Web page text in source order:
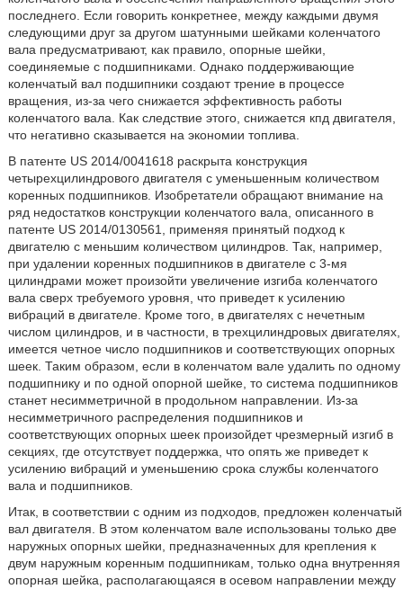
последнего. Если говорить конкретнее, между каждыми двумя
следующими друг за другом шатунными шейками коленчатого
вала предусматривают, как правило, опорные шейки,
соединяемые с подшипниками. Однако поддерживающие
коленчатый вал подшипники создают трение в процессе
вращения, из-за чего снижается эффективность работы
коленчатого вала. Как следствие этого, снижается кпд двигателя,
что негативно сказывается на экономии топлива.
В патенте US 2014/0041618 раскрыта конструкция
четырехцилиндрового двигателя с уменьшенным количеством
коренных подшипников. Изобретатели обращают внимание на
ряд недостатков конструкции коленчатого вала, описанного в
патенте US 2014/0130561, применяя принятый подход к
двигателю с меньшим количеством цилиндров. Так, например,
при удалении коренных подшипников в двигателе с 3-мя
цилиндрами может произойти увеличение изгиба коленчатого
вала сверх требуемого уровня, что приведет к усилению
вибраций в двигателе. Кроме того, в двигателях с нечетным
числом цилиндров, и в частности, в трехцилиндровых двигателях,
имеется четное число подшипников и соответствующих опорных
шеек. Таким образом, если в коленчатом вале удалить по одному
подшипнику и по одной опорной шейке, то система подшипников
станет несимметричной в продольном направлении. Из-за
несимметричного распределения подшипников и
соответствующих опорных шеек произойдет чрезмерный изгиб в
секциях, где отсутствует поддержка, что опять же приведет к
усилению вибраций и уменьшению срока службы коленчатого
вала и подшипников.
Итак, в соответствии с одним из подходов, предложен коленчатый
вал двигателя. В этом коленчатом вале использованы только две
наружных опорных шейки, предназначенных для крепления к
двум наружным коренным подшипникам, только одна внутренняя
опорная шейка, располагающаяся в осевом направлении между